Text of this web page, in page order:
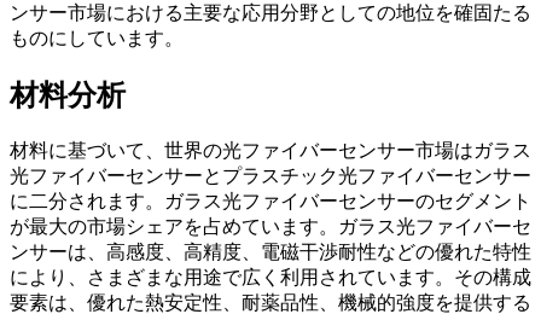
ンサー市場における主要な応用分野としての地位を確固たる
ものにしています。
材料分析
材料に基づいて、世界の光ファイバーセンサー市場はガラス
光ファイバーセンサーとプラスチック光ファイバーセンサー
に二分されます。ガラス光ファイバーセンサーのセグメント
が最大の市場シェアを占めています。ガラス光ファイバーセ
ンサーは、高感度、高精度、電磁干渉耐性などの優れた特性
により、さまざまな用途で広く利用されています。その構成
要素は、優れた熱安定性、耐薬品性、機械的強度を提供する